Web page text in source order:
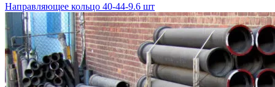
Направляющее кольцо 40-44-9.6 шт